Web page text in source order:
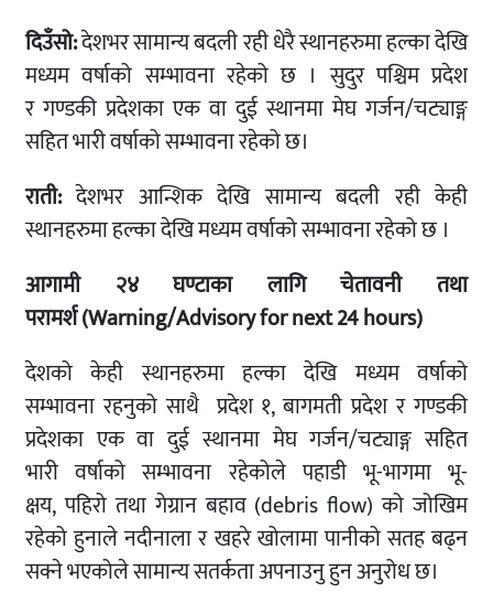
दिउँसो:देशभर सामान्य बदली रही धेरै स्थानहरुमा हल्का देखि
मध्यम वर्षाको सम्भावना रहेको छ । सुदुर पश्चिम प्रदेश
र गण्डकी प्रदेशका एक वा दुई स्थानमा मेघ गर्जन/चट्याङ्ग
सहित भारी वर्षाको सम्भावना रहेको छ।
राती:देशभर आन्शिक देखि सामान्य बदली रही केही
स्थानहरुमा हल्का देखि मध्यम वर्षाको सम्भावना रहेको छ ।
आगामी २४ घण्टाका लागि चेतावनी तथा
परामर्श(Warning/Advisory for next 24 hours)
देशको केही स्थानहरुमा हल्का देखि मध्यम वर्षाको
सम्भावना रहनुको साथै प्रदेश १, बागमती प्रदेश र गण्डकी
प्रदेशका एक वा दुई स्थानमा मेघ गर्जन/चट्याङ्ग सहित
भारी वर्षाको सम्भावना रहेकोले पहाडी भू-भागमा भू-
क्षय, पहिरो तथा गेग्रान बहाव (debris flow) को जोखिम
रहेको हुनाले नदीनाला र खहरे खोलामा पानीको सतह बढ्न
सक्ने भएकोले सामान्य सतर्कता अपनाउनु हुन अनुरोध छ।